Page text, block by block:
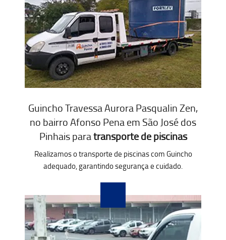
Guincho Travessa Aurora Pasqualin Zen,
no bairro Afonso Pena em São José dos
Pinhais paratransporte de piscinas
Realizamos o transporte de piscinas com Guincho
adequado, garantindo segurança e cuidado.